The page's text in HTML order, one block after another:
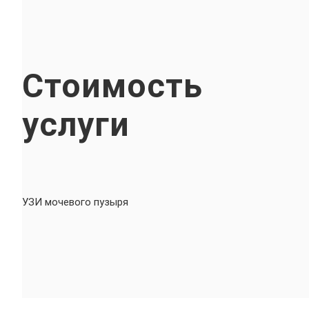
Стоимость
услуги
УЗИ мочевого пузыря